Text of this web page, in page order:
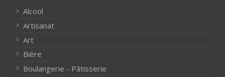
Alcool
Artisanat
Art
Bière
Boulangerie - Pâtisserie